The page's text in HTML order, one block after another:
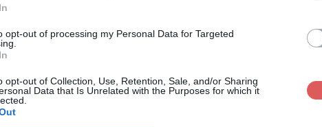
opt-out of processing my Personal Data for Targeted
opt-out of Collection, Use, Retention, Sale, and/or Sharing
Data that Is Unrelated with the Purposes for which it
v8.2.0_build_4145-Mod-